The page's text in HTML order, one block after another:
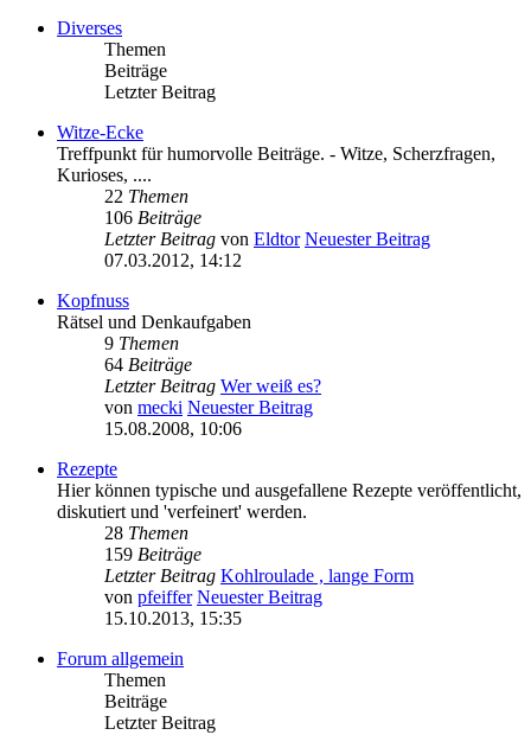
Diverses
Themen
Beiträge
Letzter Beitrag
Witze-Ecke
Treffpunkt für humorvolle Beiträge. - Witze, Scherzfragen,
Kurioses, ....
22 Themen
106 Beiträge
Letzter Beitrag von Eldtor Neuester Beitrag
07.03.2012, 14:12
Kopfnuss
Rätsel und Denkaufgaben
9 Themen
64 Beiträge
Letzter Beitrag Wer weiß es?
von mecki Neuester Beitrag
15.08.2008, 10:06
Rezepte
Hier können typische und ausgefallene Rezepte veröffentlicht,
diskutiert und 'verfeinert' werden.
28 Themen
159 Beiträge
Letzter Beitrag Kohlroulade , lange Form
von pfeiffer Neuester Beitrag
15.10.2013, 15:35
Forum allgemein
Themen
Beiträge
Letzter Beitrag